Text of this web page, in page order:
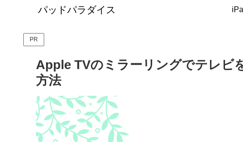
パッドパラダイス
PR
Apple TVのミラーリングでテレビ
方法